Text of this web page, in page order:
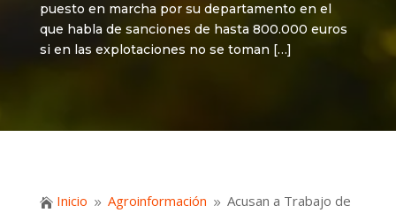
puesto en marcha por su departamento en el
que habla de sanciones de hasta 800.000 euros
si en las explotaciones no se toman […]
 Inicio 9 Agroinformación 9 Acusan a Trabajo de